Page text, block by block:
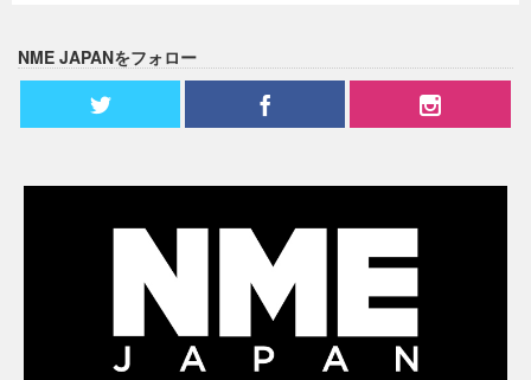
NME JAPANをフォロー